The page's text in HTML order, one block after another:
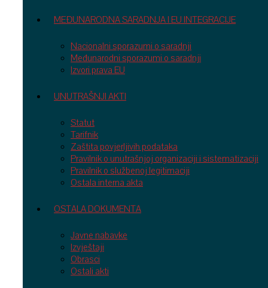
MEĐUNARODNA SARADNJA I EU INTEGRACIJE
Nacionalni sporazumi o saradnji
Međunarodni sporazumi o saradnji
Izvori prava EU
UNUTRAŠNJI AKTI
Statut
Tarifnik
Zaštita povjerljivih podataka
Pravilnik o unutrašnjoj organizaciji i sistematizaciji
Pravilnik o službenoj legitimaciji
Ostala interna akta
OSTALA DOKUMENTA
Javne nabavke
Izvještaji
Obrasci
Ostali akti